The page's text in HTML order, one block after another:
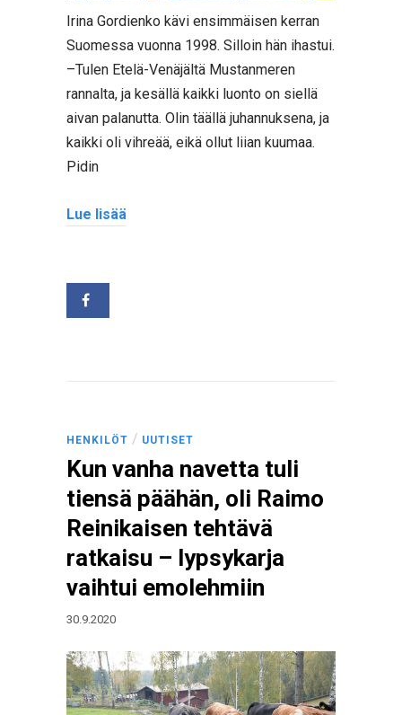
Irina Gordienko kävi ensimmäisen kerran
Suomessa vuonna 1998. Silloin hän ihastui.
–Tulen Etelä-Venäjältä Mustanmeren
rannalta, ja kesällä kaikki luonto on siellä
aivan palanutta. Olin täällä juhannuksena, ja
kaikki oli vihreää, eikä ollut liian kuumaa.
Pidin
Lue lisää
HENKILÖT / UUTISET
Kun vanha navetta tuli
tiensä päähän, oli Raimo
Reinikaisen tehtävä
ratkaisu – lypsykarja
vaihtui emolehmiin
30.9.2020